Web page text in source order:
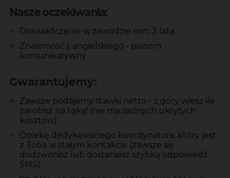
Nasze oczekiwania:
Doświadczenie w zawodzie min. 3 lata
Znajomość j. angielskiego - poziom
komunikatywny
Gwarantujemy:
Zawsze podajemy stawki netto - z góry wiesz ile
zarobisz na rękę! (nie ma żadnych ukrytych
kosztów)
Opiekę dedykowanego koordynatora, który jest
z Tobą w stałym kontakcie (zawsze się
dodzwonisz lub dostaniesz szybką odpowiedź
SMS)